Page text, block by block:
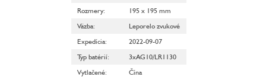
Rozmery:
195 x 195 mm
Väzba:
Leporelo zvukové
Expedícia:
2022-09-07
Typ batérií:
3xAG10/LR1130
Vytlačené: Čína